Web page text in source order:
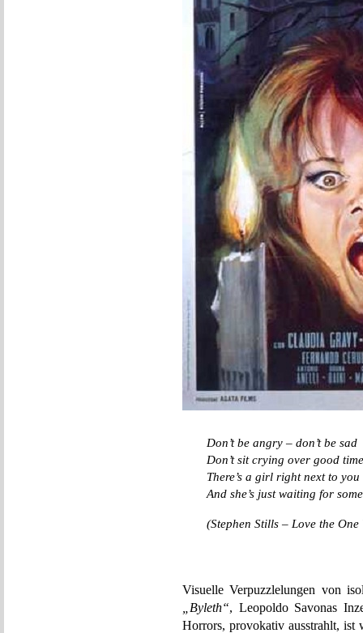
Don’t be angry – don’t be sad
Don’t sit crying over good
There’s a girl right next to you
And she’s just waiting for
(Stephen Stills – Love the One
Visuelle Verpuzzlelungen von
„Byleth“, Leopoldo Savonas
Horrors, provokativ ausstrahlt, ist